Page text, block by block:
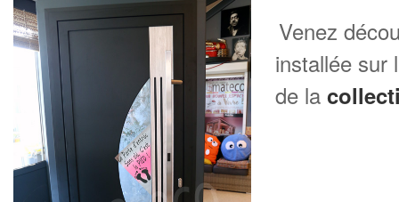
Venez
installée sur
de la